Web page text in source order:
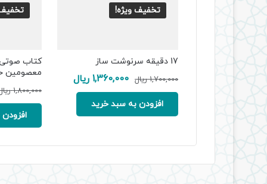
تخفیف ویژه!
17 دقیقه سرنوشت ساز
1,700,000 ریال قیمت
اصلی:
1,700,000 ریال
بود.
1,360,000 ریالقیمت
1,360,000 ریال.
افزودن به سبد خرید
کتاب
معصومین
1,800,000